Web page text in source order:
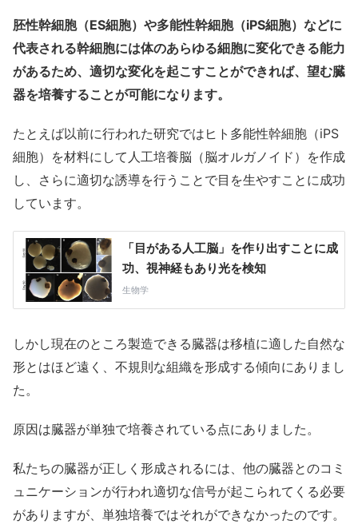
胚性幹細胞（ES細胞）や多能性幹細胞（iPS細胞）などに
代表される幹細胞には体のあらゆる細胞に変化できる能力
があるため、適切な変化を起こすことができれば、望む臓
器を培養することが可能になります。
たとえば以前に行われた研究ではヒト多能性幹細胞（iPS
細胞）を材料にして人工培養脳（脳オルガノイド）を作成
し、さらに適切な誘導を行うことで目を生やすことに成功
しています。
しかし現在のところ製造できる臓器は移植に適した自然な
形とはほど遠く、不規則な組織を形成する傾向にありまし
た。
原因は臓器が単独で培養されている点にありました。
私たちの臓器が正しく形成されるには、他の臓器とのコミ
ュニケーションが行われ適切な信号が起こられてくる必要
がありますが、単独培養ではそれができなかったのです。